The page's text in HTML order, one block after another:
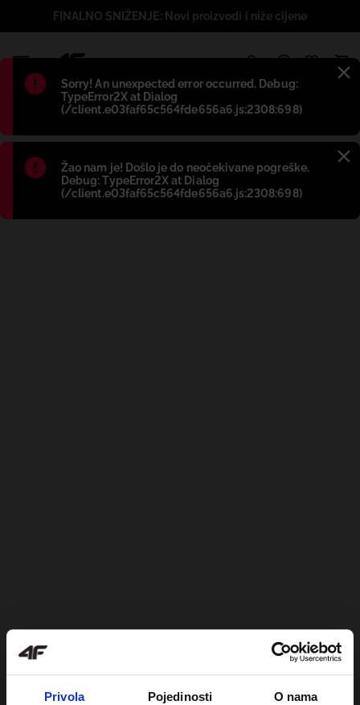
Privola Pojedinosti O nama
Błąd:
Sorry! An unexpected error occurred. Debug:
TypeError2X at Dialog
(/client.e03faf65c564fde656a6.js:2308:698)
Błąd:
Žao nam je! Došlo je do neočekivane pogreške.
Debug: TypeError2X at Dialog
(/client.e03faf65c564fde656a6.js:2308:698)
FINALNO SNIŽENJE: Novi proizvodi i niže cijene